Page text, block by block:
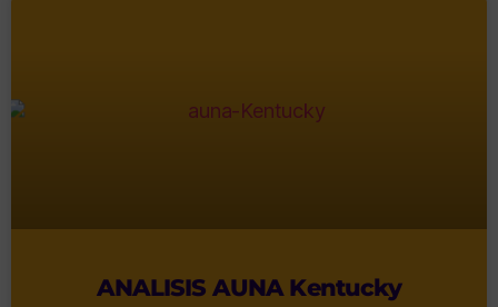
ANALISIS AUNA Kentucky